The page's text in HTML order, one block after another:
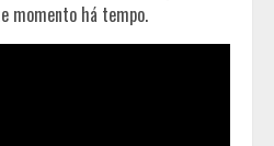
momento há tempo.